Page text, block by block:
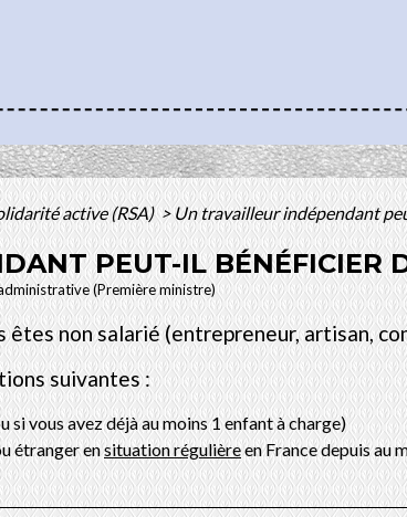
active (RSA)>Un travailleur indépendant
PEUT-IL BÉNÉFICIER
(Première ministre)
êtes non salarié (entrepreneur, artisan,
suivantes :
si vous avez déjà au moins 1 enfant à charge)
étranger ensituation régulièreen France depuis au